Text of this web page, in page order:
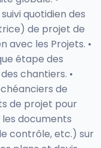
quotidien des
de projet de
avec les Projets. •
étape des
chantiers. •
de
de projet pour
documents
contrôle, etc.) sur